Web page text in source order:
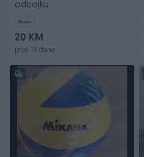
odbojku
Novo
20 KM
prije 16 dana